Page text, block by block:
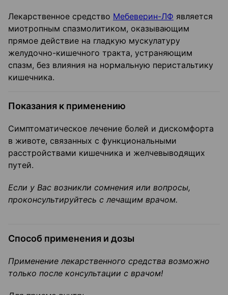
Лекарственное средство Мебеверин-ЛФ является
миотропным спазмолитиком, оказывающим
прямое действие на гладкую мускулатуру
желудочно-кишечного тракта, устраняющим
спазм, без влияния на нормальную перистальтику
кишечника.
Показания к применению
Симптоматическое лечение болей и дискомфорта
в животе, связанных с функциональными
расстройствами кишечника и желчевыводящих
путей.
Если у Вас возникли сомнения или вопросы,
проконсультируйтесь с лечащим врачом.
Способ применения и дозы
Применение лекарственного средства возможно
только после консультации с врачом!